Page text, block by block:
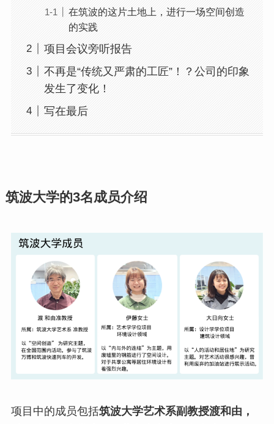
在筑波的这片土地上，进行一场空间创造
的实践
项目会议旁听报告
不再是“传统又严肃的工匠”！？公司的印象
发生了变化！
写在最后
筑波大学的3名成员介绍
项目中的成员包括筑波大学艺术系副教授渡和由，